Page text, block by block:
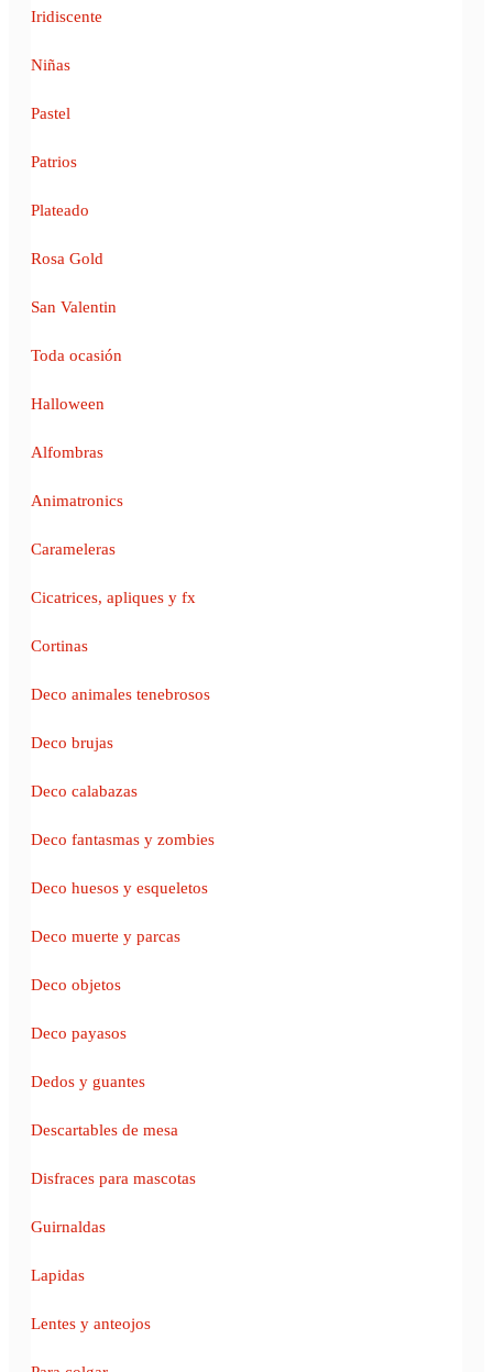
Iridiscente
Niñas
Pastel
Patrios
Plateado
Rosa Gold
San Valentin
Toda ocasión
Halloween
Alfombras
Animatronics
Carameleras
Cicatrices, apliques y fx
Cortinas
Deco animales tenebrosos
Deco brujas
Deco calabazas
Deco fantasmas y zombies
Deco huesos y esqueletos
Deco muerte y parcas
Deco objetos
Deco payasos
Dedos y guantes
Descartables de mesa
Disfraces para mascotas
Guirnaldas
Lapidas
Lentes y anteojos